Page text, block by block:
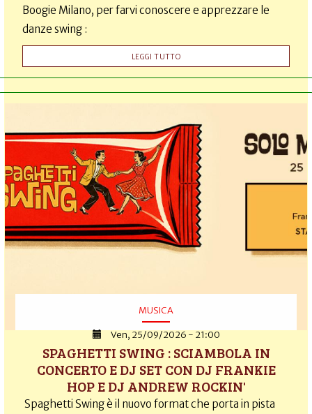
Boogie Milano, per farvi conoscere e apprezzare le
danze swing :
LEGGI TUTTO
MUSICA
Ven, 25/09/2026 - 21:00
SPAGHETTI SWING : SCIAMBOLA IN
CONCERTO E DJ SET CON DJ FRANKIE
HOP E DJ ANDREW ROCKIN'
Spaghetti Swing è il nuovo format che porta in pista